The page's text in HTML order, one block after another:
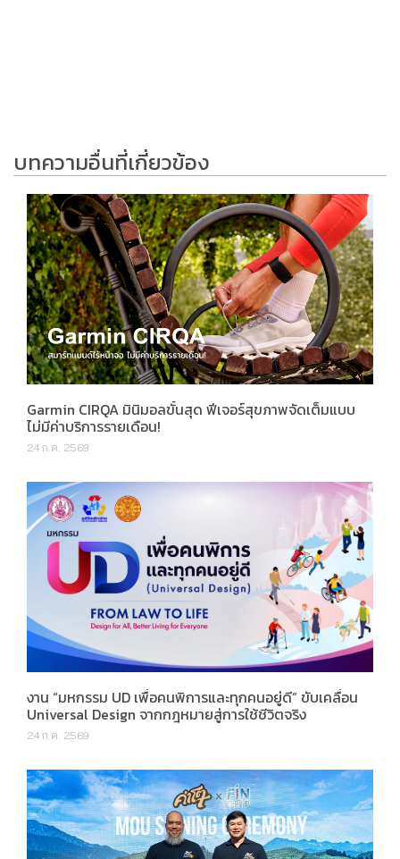
บทความอื่นที่เกี่ยวข้อง
Garmin CIRQA มินิมอลขั้นสุด ฟีเจอร์สุขภาพจัดเต็มแบบ
ไม่มีค่าบริการรายเดือน!
24 ก.ค. 2569
งาน “มหกรรม UD เพื่อคนพิการและทุกคนอยู่ดี” ขับเคลื่อน
Universal Design จากกฎหมายสู่การใช้ชีวิตจริง
24 ก.ค. 2569